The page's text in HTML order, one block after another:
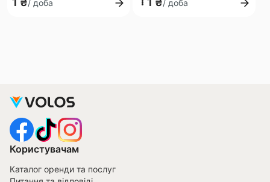
/ доба / доба
Користувачам
Каталог оренди та послуг